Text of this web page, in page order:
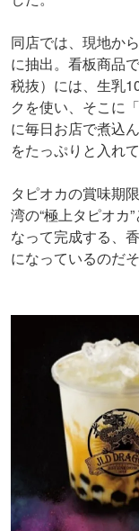
同店では、現地か
に抽出。看板商品
税抜）には、生乳
クを使い、そこに
に毎日お店で煮込
をたっぷりと入れて
タピオカの賞味期
湾の“極上タピオカ
なって完成する、
になっているのだそ